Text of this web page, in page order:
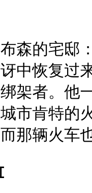
森的宅邸
中恢复过
架者。他
市肯特的
那辆火车